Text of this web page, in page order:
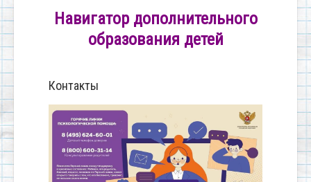
Навигатор дополнительного
образования детей
Контакты